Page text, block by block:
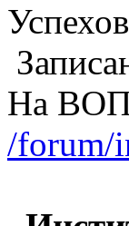
На
/forum/